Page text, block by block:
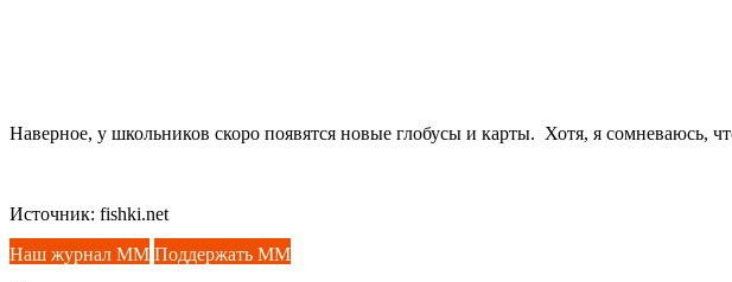
Наверное, у школьников скоро появятся новые глобусы и карты. Хотя, я сомневаюсь,
Источник: fishki.net
Наш журнал ММ Поддержать ММ